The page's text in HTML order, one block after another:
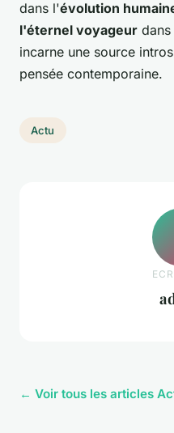
dans l'évolution
l'éternel voyageur
incarne une source
pensée contemporaine.
Actu
← Voir tous les articles